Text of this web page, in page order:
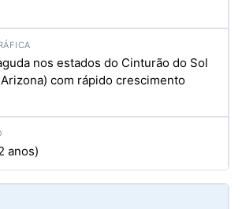
nos estados do Cinturão do Sol
com rápido crescimento
anos)